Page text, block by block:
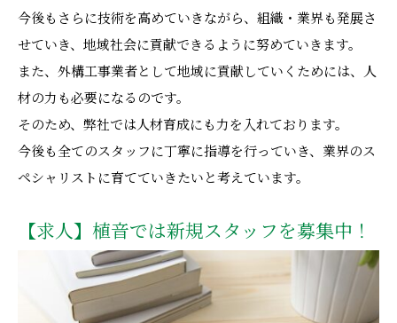
今後もさらに技術を高めていきながら、組織・業界も発展さ
せていき、地域社会に貢献できるように努めていきます。
また、外構工事業者として地域に貢献していくためには、人
材の力も必要になるのです。
そのため、弊社では人材育成にも力を入れております。
今後も全てのスタッフに丁寧に指導を行っていき、業界のス
ペシャリストに育てていきたいと考えています。
【求人】植音では新規スタッフを募集中！